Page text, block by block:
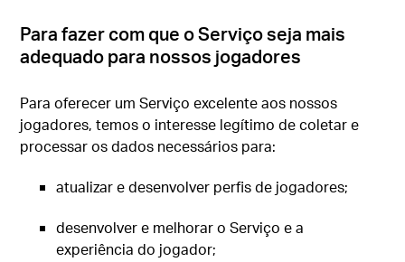
Para fazer com que o Serviço seja mais
adequado para nossos jogadores
Para oferecer um Serviço excelente aos nossos
jogadores, temos o interesse legítimo de coletar e
processar os dados necessários para:
atualizar e desenvolver perfis de jogadores;
desenvolver e melhorar o Serviço e a
experiência do jogador;